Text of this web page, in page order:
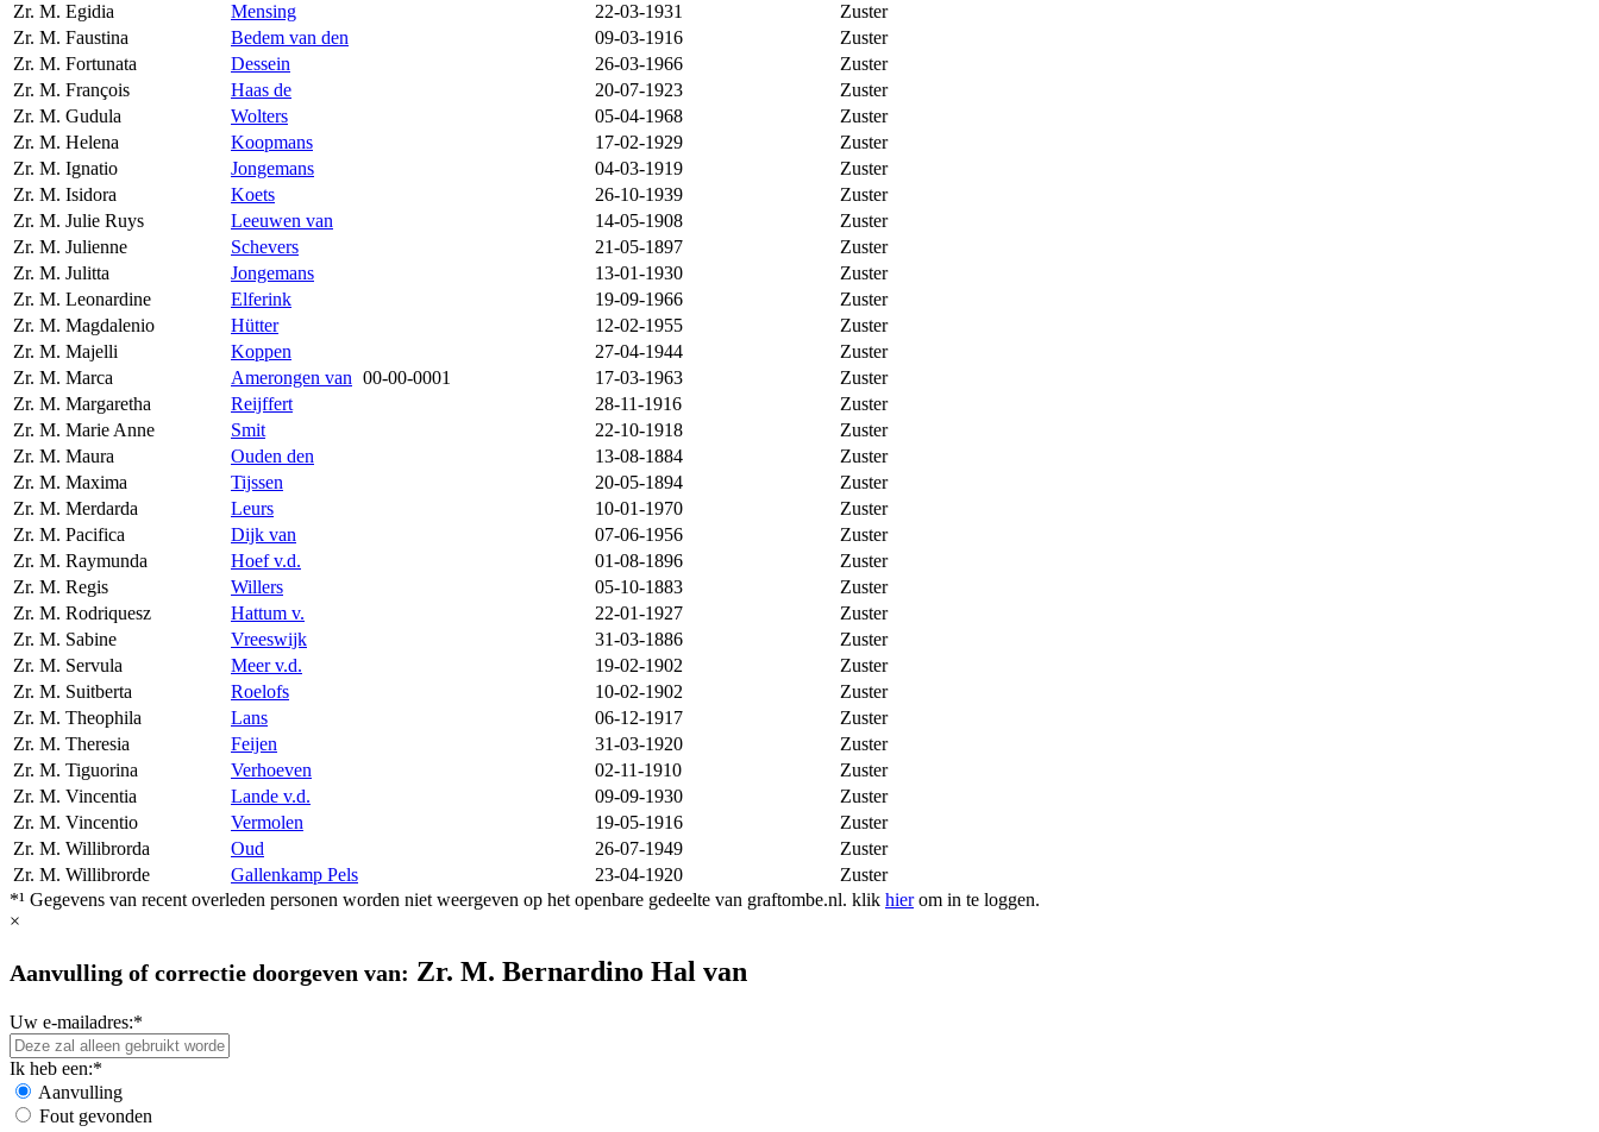
Zr. M. Egidia
Mensing 22-03-1931
Zuster
Zr. M. Faustina
Bedem van den 09-03-1916
Zuster
Zr. M. Fortunata
Dessein 26-03-1966
Zuster
Zr. M. François
Haas de 20-07-1923
Zuster
Zr. M. Gudula
Wolters 05-04-1968
Zuster
Zr. M. Helena
Koopmans 17-02-1929
Zuster
Zr. M. Ignatio
Jongemans 04-03-1919
Zuster
Zr. M. Isidora
Koets 26-10-1939
Zuster
Zr. M. Julie Ruys
Leeuwen van 14-05-1908
Zuster
Zr. M. Julienne
Schevers 21-05-1897
Zuster
Zr. M. Julitta
Jongemans 13-01-1930
Zuster
Zr. M. Leonardine
Elferink 19-09-1966
Zuster
Zr. M. Magdalenio
Hütter 12-02-1955
Zuster
Zr. M. Majelli
Koppen 27-04-1944
Zuster
Zr. M. Marca
Amerongen van 00-00-0001 17-03-1963
Zuster
Zr. M. Margaretha
Reijffert 28-11-1916
Zuster
Zr. M. Marie Anne
Smit 22-10-1918
Zuster
Zr. M. Maura
Ouden den 13-08-1884
Zuster
Zr. M. Maxima
Tijssen 20-05-1894
Zuster
Zr. M. Merdarda
Leurs 10-01-1970
Zuster
Zr. M. Pacifica
Dijk van 07-06-1956
Zuster
Zr. M. Raymunda
Hoef v.d. 01-08-1896
Zuster
Zr. M. Regis
Willers 05-10-1883
Zuster
Zr. M. Rodriquesz
Hattum v. 22-01-1927
Zuster
Zr. M. Sabine
Vreeswijk 31-03-1886
Zuster
Zr. M. Servula
Meer v.d. 19-02-1902
Zuster
Zr. M. Suitberta
Roelofs 10-02-1902
Zuster
Zr. M. Theophila
Lans 06-12-1917
Zuster
Zr. M. Theresia
Feijen 31-03-1920
Zuster
Zr. M. Tiguorina
Verhoeven 02-11-1910
Zuster
Zr. M. Vincentia
Lande v.d. 09-09-1930
Zuster
Zr. M. Vincentio
Vermolen 19-05-1916
Zuster
Zr. M. Willibrorda
Oud 26-07-1949
Zuster
Zr. M. Willibrorde
Gallenkamp Pels 23-04-1920
Zuster
*¹ Gegevens van recent overleden personen worden niet weergeven op het openbare gedeelte van graftombe.nl. klik hierom in te loggen.
×
Aanvulling of correctie doorgeven van: Zr. M. Bernardino Hal van
Uw e-mailadres:*
Ik heb een:*
Aanvulling
Fout gevonden